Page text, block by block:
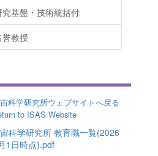
究基盤・技術統括付
誉教授
科学研究所ウェブサイトへ戻る
to ISAS Website
科学研究所 教育職一覧(2026
1日時点).pdf